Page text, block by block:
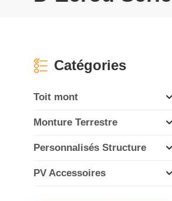
Catégories
Toit mont
Monture Terrestre
Personnalisés Structure
PV Accessoires